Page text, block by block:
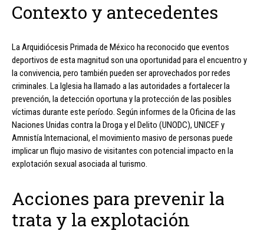
Contexto y antecedentes
La Arquidiócesis Primada de México ha reconocido que eventos
deportivos de esta magnitud son una oportunidad para el encuentro y
la convivencia, pero también pueden ser aprovechados por redes
criminales. La Iglesia ha llamado a las autoridades a fortalecer la
prevención, la detección oportuna y la protección de las posibles
víctimas durante este período. Según informes de la Oficina de las
Naciones Unidas contra la Droga y el Delito (UNODC), UNICEF y
Amnistía Internacional, el movimiento masivo de personas puede
implicar un flujo masivo de visitantes con potencial impacto en la
explotación sexual asociada al turismo.
Acciones para prevenir la
trata y la explotación